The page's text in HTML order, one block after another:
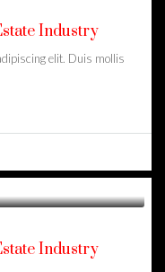
Industry
elit. Duis mollis
Industry